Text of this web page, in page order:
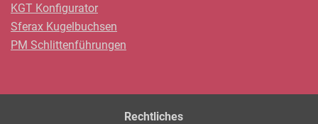
KGT Konfigurator
Sferax Kugelbuchsen
PM Schlittenführungen
Rechtliches